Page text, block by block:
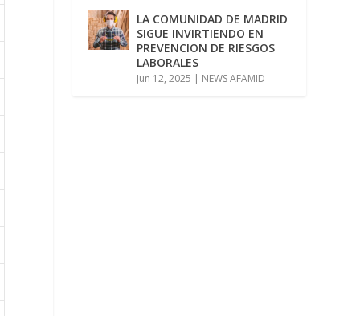
LA COMUNIDAD DE MADRID
SIGUE INVIRTIENDO EN
PREVENCION DE RIESGOS
LABORALES
Jun 12, 2025 | NEWS AFAMID